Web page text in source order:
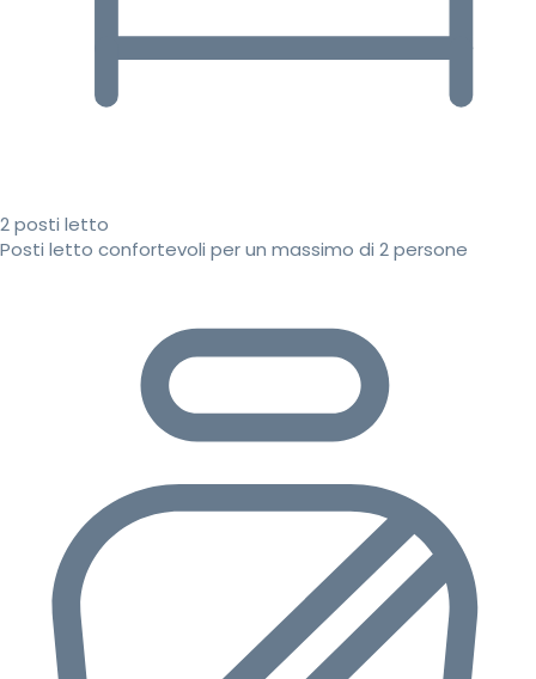
2 posti letto
Posti letto confortevoli per un massimo di 2 persone